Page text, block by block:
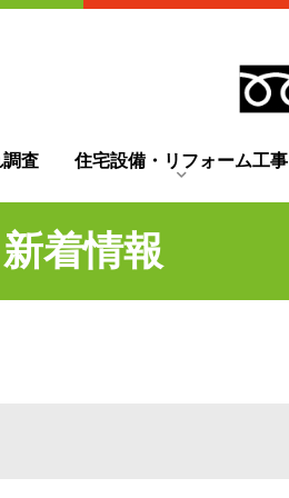
査 住宅設備・リフォーム工事
新着情報